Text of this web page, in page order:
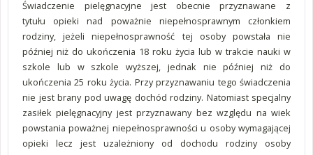
Świadczenie pielęgnacyjne jest obecnie przyznawane z
tytułu opieki nad poważnie niepełnosprawnym członkiem
rodziny, jeżeli niepełnosprawność tej osoby powstała nie
później niż do ukończenia 18 roku życia lub w trakcie nauki w
szkole lub w szkole wyższej, jednak nie później niż do
ukończenia 25 roku życia. Przy przyznawaniu tego świadczenia
nie jest brany pod uwagę dochód rodziny. Natomiast specjalny
zasiłek pielęgnacyjny jest przyznawany bez względu na wiek
powstania poważnej niepełnosprawności u osoby wymagającej
opieki lecz jest uzależniony od dochodu rodziny osoby